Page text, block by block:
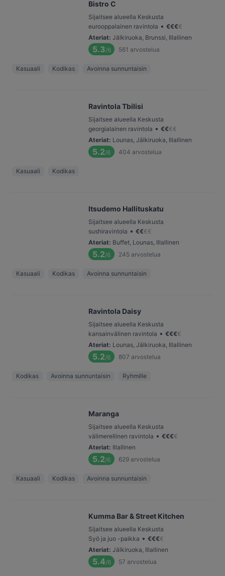
Bistro C
Sijaitsee alueella Keskusta
eurooppalainen ravintola • €€€€
Ateriat: Jälkiruoka, Brunssi, Illallinen
5.3/6 561 arvostelua
Kasuaali Kodikas Avoinna sunnuntaisin
Ravintola Tbilisi
Sijaitsee alueella Keskusta
georgialainen ravintola • €€€€
Ateriat: Lounas, Jälkiruoka, Illallinen
5.2/6 404 arvostelua
Kasuaali Kodikas
Itsudemo Hallituskatu
Sijaitsee alueella Keskusta
sushiravintola • €€€€
Ateriat: Buffet, Lounas, Illallinen
5.2/6 245 arvostelua
Kasuaali Kodikas Avoinna sunnuntaisin
Ravintola Daisy
Sijaitsee alueella Keskusta
kansainvälinen ravintola • €€€€
Ateriat: Lounas, Jälkiruoka, Illallinen
5.2/6 807 arvostelua
Kodikas Avoinna sunnuntaisin Ryhmille
Maranga
Sijaitsee alueella Keskusta
välimerellinen ravintola • €€€€
Ateriat: Illallinen
5.2/6 629 arvostelua
Kasuaali Kodikas Avoinna sunnuntaisin
Kumma Bar & Street Kitchen
Sijaitsee alueella Keskusta
Syö ja juo -paikka • €€€€
Ateriat: Jälkiruoka, Illallinen
5.4/6 57 arvostelua